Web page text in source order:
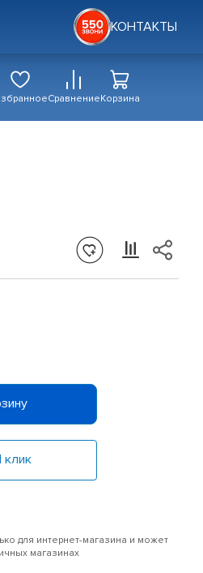
КОНТАКТЫ
СравнениеКорзина
клик
для интернет-магазина и может
магазинах